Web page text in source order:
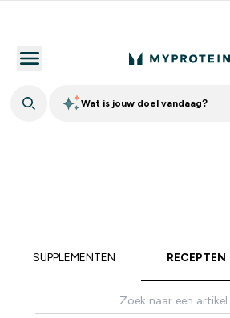
Wat is jouw doel vandaag?
SUPPLEMENTEN RECEPTEN